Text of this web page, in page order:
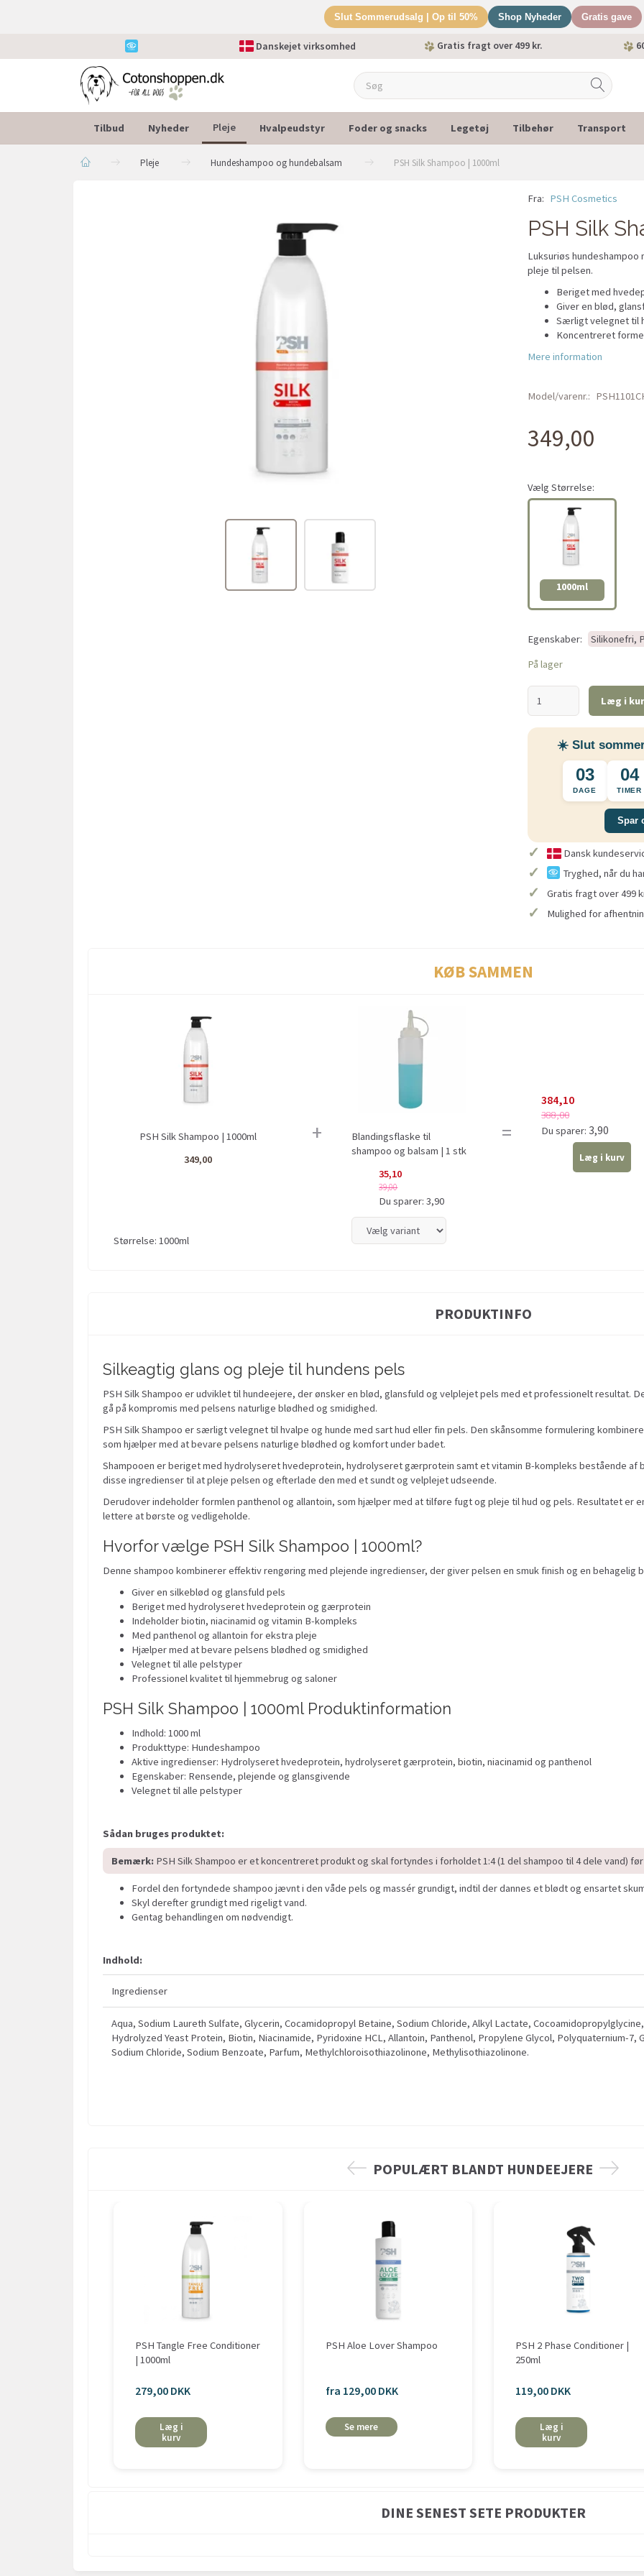
Slut Sommerudsalg | Op til 50% Shop Nyheder Gratis gave
Danskejet virksomhed Gratis fragt over 499 kr.
Tilbud Nyheder Pleje Hvalpeudstyr Foder og snacks Legetøj Tilbehør Transport
Pleje Hundeshampoo og hundebalsam PSH Silk Shampoo | 1000ml
Fra: PSH Cosmetics
PSH Silk
Luksuriøs
pleje til pelsen.
Beriget med
Giver en blød,
Særligt velegnet til
Koncentreret
Mere information
Model/varenr.:
349,00
Vælg Størrelse:
1000ml
Egenskaber:
Silikonefri,
På lager
Læg i
☀️ Slut
03
DAGE
04
TIMER
Spar
✓ Dansk
✓ Tryghed, når du
✓ Gratis fragt over 499
✓ Mulighed for
KØB SAMMEN
PSH Silk Shampoo | 1000ml
349,00
Størrelse: 1000ml
+
Blandingsflaske til
shampoo og balsam | 1 stk
35,10
39,00
Du sparer:3,90
=
384,10
388,00
Du sparer:3,90
Læg i kurv
PRODUKTINFO
Silkeagtig glans og pleje til hundens pels
PSH Silk Shampoo er udviklet til hundeejere, der ønsker en blød, glansfuld og velplejet pels med et professionelt resultat.
gå på kompromis med pelsens naturlige blødhed og smidighed.
PSH Silk Shampoo er særligt velegnet til hvalpe og hunde med sart hud eller fin pels. Den skånsomme formulering
som hjælper med at bevare pelsens naturlige blødhed og komfort under badet.
Shampooen er beriget med hydrolyseret hvedeprotein, hydrolyseret gærprotein samt et vitamin B-kompleks bestående af
disse ingredienser til at pleje pelsen og efterlade den med et sundt og velplejet udseende.
Derudover indeholder formlen panthenol og allantoin, som hjælper med at tilføre fugt og pleje til hud og pels. Resultatet er
lettere at børste og vedligeholde.
Hvorfor vælge PSH Silk Shampoo | 1000ml?
Denne shampoo kombinerer effektiv rengøring med plejende ingredienser, der giver pelsen en smuk finish og en behagelig
Giver en silkeblød og glansfuld pels
Beriget med hydrolyseret hvedeprotein og gærprotein
Indeholder biotin, niacinamid og vitamin B-kompleks
Med panthenol og allantoin for ekstra pleje
Hjælper med at bevare pelsens blødhed og smidighed
Velegnet til alle pelstyper
Professionel kvalitet til hjemmebrug og saloner
PSH Silk Shampoo | 1000ml Produktinformation
Indhold: 1000 ml
Produkttype: Hundeshampoo
Aktive ingredienser: Hydrolyseret hvedeprotein, hydrolyseret gærprotein, biotin, niacinamid og panthenol
Egenskaber: Rensende, plejende og glansgivende
Velegnet til alle pelstyper
Sådan bruges produktet:
Bemærk: PSH Silk Shampoo er et koncentreret produkt og skal fortyndes i forholdet 1:4 (1 del shampoo til 4 dele vand)
Fordel den fortyndede shampoo jævnt i den våde pels og massér grundigt, indtil der dannes et blødt og ensartet
Skyl derefter grundigt med rigeligt vand.
Gentag behandlingen om nødvendigt.
Indhold:
Ingredienser
Aqua, Sodium Laureth Sulfate, Glycerin, Cocamidopropyl Betaine, Sodium Chloride, Alkyl Lactate,
Hydrolyzed Yeast Protein, Biotin, Niacinamide, Pyridoxine HCL, Allantoin, Panthenol, Propylene Glycol, Polyquaternium-7,
Sodium Chloride, Sodium Benzoate, Parfum, Methylchloroisothiazolinone, Methylisothiazolinone.
POPULÆRT BLANDT HUNDEEJERE
PSH Tangle Free Conditioner
| 1000ml
279,00 DKK
Læg i
kurv
PSH Aloe Lover Shampoo
fra 129,00 DKK
Se mere
PSH 2 Phase Conditioner |
250ml
119,00 DKK
Læg i
kurv
DINE SENEST SETE PRODUKTER